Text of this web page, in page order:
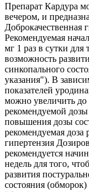
Препарат Кардура
вечером, и
Доброкачественная
Рекомендуемая
мг 1 раз в сутки
возможность
синкопального
указания"). В
показателей
можно увеличить до
рекомендуемой
повышения дозы
рекомендуемая доза
гипертензия
рекомендуется
недель для того,
развития
состояния